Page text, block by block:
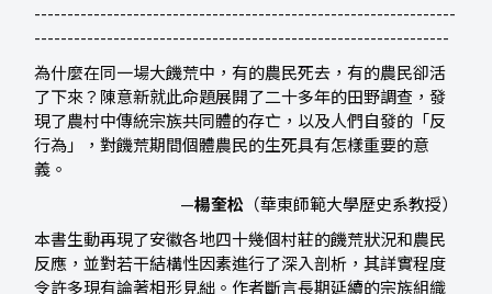
----------------------------------------------------------------
---------------------------------------------------------------
為什麼在同一場大饑荒中，有的農民死去，有的農民卻活
了下來？陳意新就此命題展開了二十多年的田野調查，發
現了農村中傳統宗族共同體的存亡，以及人們自發的「反
行為」，對饑荒期間個體農民的生死具有怎樣重要的意
義。
—楊奎松 （華東師範大學歷史系教授）
本書生動再現了安徽各地四十幾個村莊的饑荒狀況和農民
反應，並對若干結構性因素進行了深入剖析，其詳實程度
令許多現有論著相形見絀。作者斷言長期延續的宗族組織